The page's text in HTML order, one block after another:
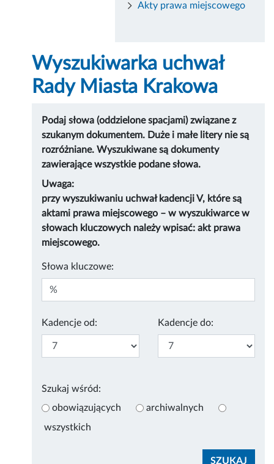
Akty prawa miejscowego
Wyszukiwarka uchwał
Rady Miasta Krakowa
Podaj słowa (oddzielone spacjami) związane z
szukanym dokumentem. Duże i małe litery nie są
rozróżniane. Wyszukiwane są dokumenty
zawierające wszystkie podane słowa.
Uwaga:
przy wyszukiwaniu uchwał kadencji V, które są
aktami prawa miejscowego – w wyszukiwarce w
słowach kluczowych należy wpisać: akt prawa
miejscowego.
Słowa kluczowe:
Kadencje od: Kadencje do:
Szukaj wśród:
obowiązujących
archiwalnych
wszystkich